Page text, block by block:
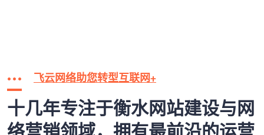
飞云网络助您转型互联网+
十几年专注于衡水网站建设与网